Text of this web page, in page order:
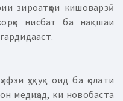
зироатҳои кишоварзӣ
нисбат ба нақшаи
ҳуқуқ оид ба ҳолати
медиҳад, ки новобаста